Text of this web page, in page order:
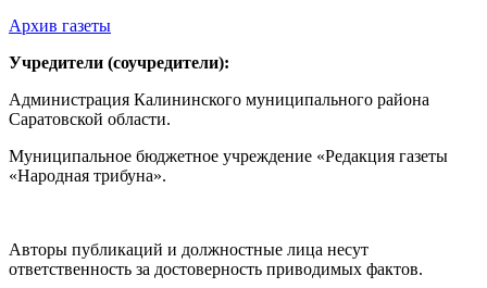
Архив газеты
Учредители (соучредители):
Администрация Калининского муниципального района
Саратовской области.
Муниципальное бюджетное учреждение «Редакция газеты
«Народная трибуна».
Авторы публикаций и должностные лица несут
ответственность за достоверность приводимых фактов.